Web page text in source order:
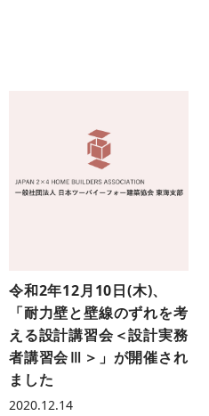
令和2年12月10日(木)、
「耐力壁と壁線のずれを考
える設計講習会＜設計実務
者講習会Ⅲ＞」が開催され
ました
2020.12.14